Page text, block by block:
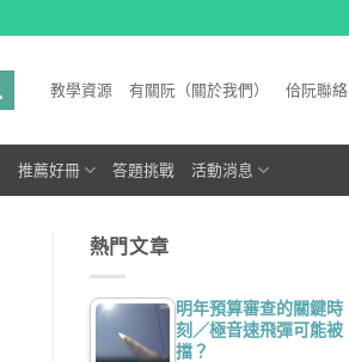
教學資源 有關阮（關於我們） 佮阮聯絡
推薦好冊 答題挑戰 活動消息
熱門文章
明年預算審查的關鍵時
刻／極音速飛彈可能被
擋？